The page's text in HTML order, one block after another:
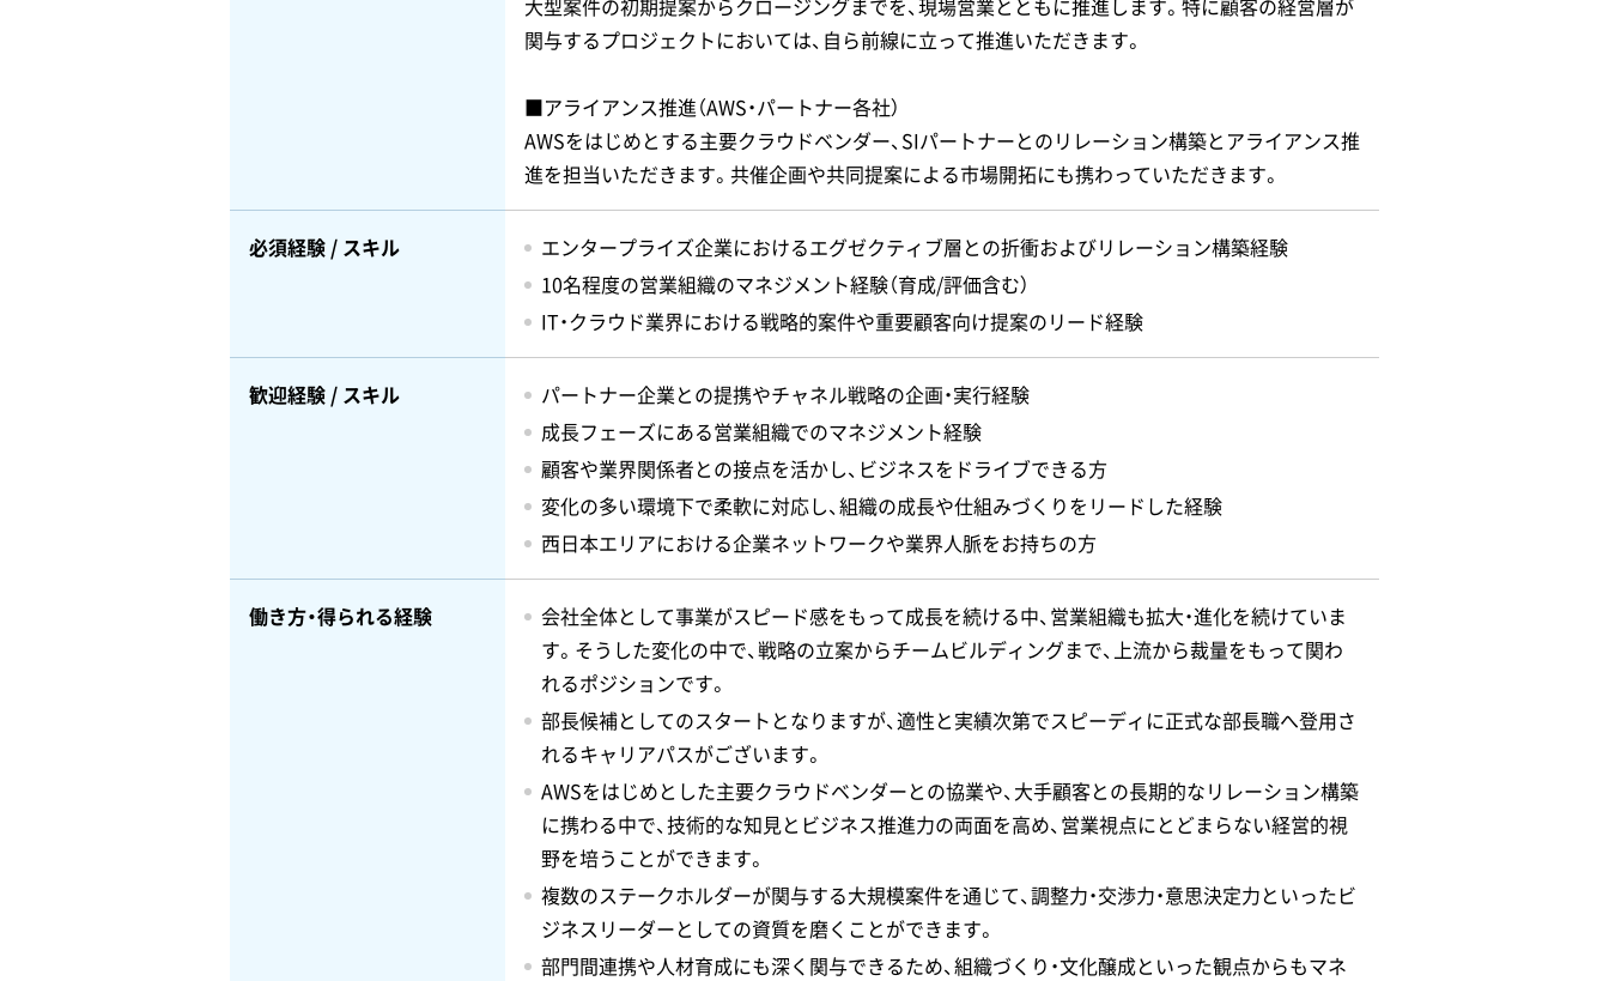
大型案件の初期提案からクロージングまでを、現場営業とともに推進します。特に顧客の経営層が
関与するプロジェクトにおいては、自ら前線に立って推進いただきます。
■アライアンス推進（AWS・パートナー各社）
AWSをはじめとする主要クラウドベンダー、SIパートナーとのリレーション構築とアライアンス推
進を担当いただきます。共催企画や共同提案による市場開拓にも携わっていただきます。
必須経験 / スキル
エンタープライズ企業におけるエグゼクティブ層との折衝およびリレーション構築経験
10名程度の営業組織のマネジメント経験（育成/評価含む）
IT・クラウド業界における戦略的案件や重要顧客向け提案のリード経験
歓迎経験 / スキル
パートナー企業との提携やチャネル戦略の企画・実行経験
成長フェーズにある営業組織でのマネジメント経験
顧客や業界関係者との接点を活かし、ビジネスをドライブできる方
変化の多い環境下で柔軟に対応し、組織の成長や仕組みづくりをリードした経験
西日本エリアにおける企業ネットワークや業界人脈をお持ちの方
働き方・得られる経験
会社全体として事業がスピード感をもって成長を続ける中、営業組織も拡大・進化を続けていま
す。そうした変化の中で、戦略の立案からチームビルディングまで、上流から裁量をもって関わ
れるポジションです。
部長候補としてのスタートとなりますが、適性と実績次第でスピーディに正式な部長職へ登用さ
れるキャリアパスがございます。
AWSをはじめとした主要クラウドベンダーとの協業や、大手顧客との長期的なリレーション構築
に携わる中で、技術的な知見とビジネス推進力の両面を高め、営業視点にとどまらない経営的視
野を培うことができます。
複数のステークホルダーが関与する大規模案件を通じて、調整力・交渉力・意思決定力といったビ
ジネスリーダーとしての資質を磨くことができます。
部門間連携や人材育成にも深く関与できるため、組織づくり・文化醸成といった観点からもマネ